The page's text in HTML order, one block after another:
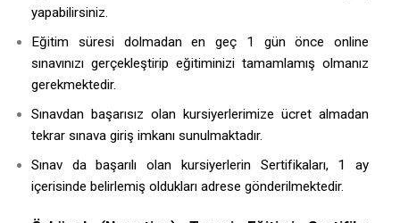
yapabilirsiniz.
Eğitim süresi dolmadan en geç 1 gün önce online
sınavınızı gerçekleştirip eğitiminizi tamamlamış olmanız
gerekmektedir.
Sınavdan başarısız olan kursiyerlerimize ücret almadan
tekrar sınava giriş imkanı sunulmaktadır.
Sınav da başarılı olan kursiyerlerin Sertifikaları, 1 ay
içerisinde belirlemiş oldukları adrese gönderilmektedir.